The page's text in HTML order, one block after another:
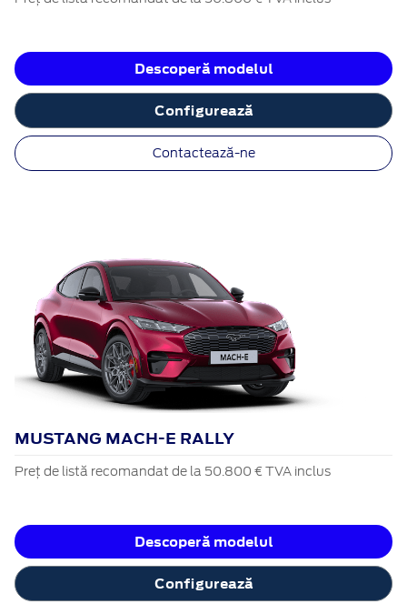
Descoperă modelul
Configurează
Contactează-ne
MUSTANG MACH-E RALLY
Preț de listă recomandat de la 50.800 € TVA inclus
Descoperă modelul
Configurează